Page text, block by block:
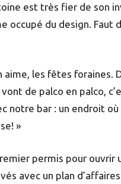
est très fier de son
occupé du design. Faut
aime, les fêtes foraines.
de palco en palco,
notre bar : un endroit où
»
permis pour ouvrir
avec un plan